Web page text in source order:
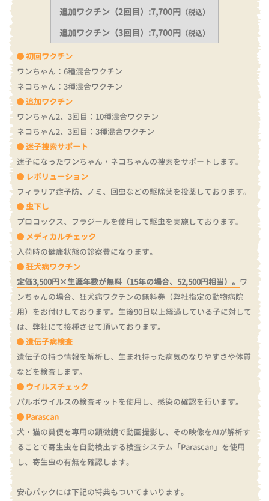
初回ワクチン
ワンちゃん：6種混合ワクチン
ネコちゃん：3種混合ワクチン
追加ワクチン
ワンちゃん2、3回目：10種混合ワクチン
ネコちゃん2、3回目：3種混合ワクチン
迷子捜索サポート
迷子になったワンちゃん・ネコちゃんの捜索をサポートします。
レボリューション
フィラリア症予防、ノミ、回虫などの駆除薬を投薬しております。
虫下し
プロコックス、フラジールを使用して駆虫を実施しております。
メディカルチェック
入荷時の健康状態の診察費になります。
狂犬病ワクチン
定価3,500円×生涯年数が無料（15年の場合、52,500円相当）。 ワ
ンちゃんの場合、狂犬病ワクチンの無料券（弊社指定の動物病院
用）をお付けしております。 生後90日以上経過している子に対して
は、弊社にて接種させて頂いております。
遺伝子病検査
遺伝子の持つ情報を解析し、生まれ持った病気のなりやすさや体質
などを検査します。
ウイルスチェック
パルボウイルスの検査キットを使用し、感染の確認を行います。
Parascan
犬・猫の糞便を専用の顕微鏡で動画撮影し、その映像をAIが解析す
ることで寄生虫を自動検出する検査システム「Parascan」を使用
し、寄生虫の有無を確認します。
安心パックには下記の特典もついてまいります。
追加ワクチン（2回目）:7,700円 （税込）
追加ワクチン（3回目）:7,700円 （税込）